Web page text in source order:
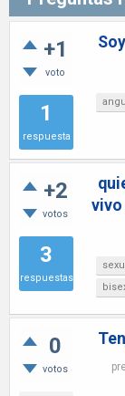
+1
voto
1
respuesta
+2
votos
3
respuestas
vivo
0
votos